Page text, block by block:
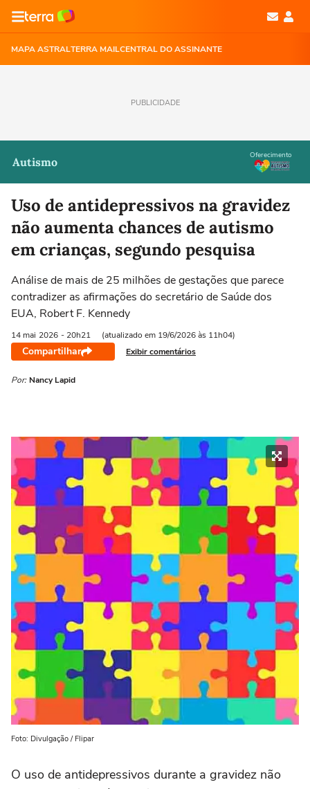
MAPA ASTRALTERRA MAILCENTRAL DO ASSINANTE
PUBLICIDADE
Autismo Oferecimento
Uso de antidepressivos na gravidez
não aumenta chances de autismo
em crianças, segundo pesquisa
Análise de mais de 25 milhões de gestações que parece
contradizer as afirmações do secretário de Saúde dos
EUA, ​Robert F. Kennedy
14 mai 2026 - 20h21 (atualizado em 19/6/2026 às 11h04)
Compartilhar Exibir comentários
Por: Nancy Lapid
Foto: Divulgação / Flipar
O uso de antidepressivos durante a gravidez não